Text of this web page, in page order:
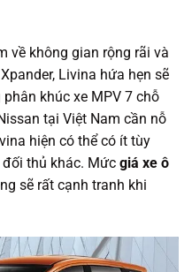
về không gian rộng rãi và
Livina hứa hẹn sẽ
khúc xe MPV 7 chỗ
tại Việt Nam cần nỗ
hiện có thể có ít tùy
thủ khác. Mức giá xe ô
sẽ rất cạnh tranh khi